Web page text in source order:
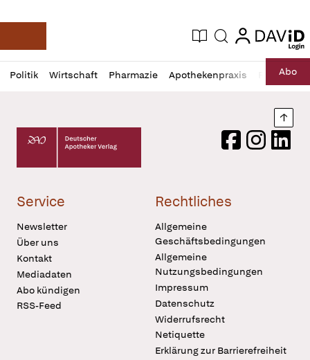
Deutsche Apotheker Zeitung
Aktuelle Ausgabe
Suche login
login
Politik Wirtschaft Pharmazie Apothekenpraxis RechtAbo
Profil
öffnen
Daz
Pur
Deutscher Apotheker Verlag Logo
FacebookInstagram
Service
Newsletter
Über uns
Kontakt
Mediadaten
Abo kündigen
RSS-Feed
Rechtliches
Allgemeine
Geschäftsbedingungen
Allgemeine
Nutzungsbedingungen
Impressum
Datenschutz
Widerrufsrecht
Netiquette
Erklärung zur Barrierefreiheit